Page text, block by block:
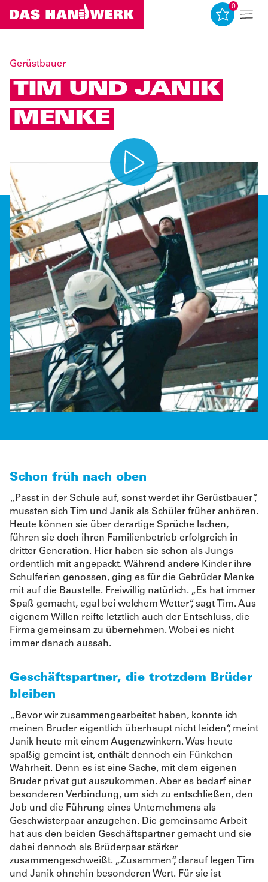
0
Gerüstbauer
TIM UND JANIK
MENKE
Schon früh nach oben
„Passt in der Schule auf, sonst werdet ihr Gerüstbauer“,
mussten sich Tim und Janik als Schüler früher anhören.
Heute können sie über derartige Sprüche lachen,
führen sie doch ihren Familienbetrieb erfolgreich in
dritter Generation. Hier haben sie schon als Jungs
ordentlich mit angepackt. Während andere Kinder ihre
Schulferien genossen, ging es für die Gebrüder Menke
mit auf die Baustelle. Freiwillig natürlich. „Es hat immer
Spaß gemacht, egal bei welchem Wetter“, sagt Tim. Aus
eigenem Willen reifte letztlich auch der Entschluss, die
Firma gemeinsam zu übernehmen. Wobei es nicht
immer danach aussah.
Geschäftspartner, die trotzdem Brüder
bleiben
„Bevor wir zusammengearbeitet haben, konnte ich
meinen Bruder eigentlich überhaupt nicht leiden“, meint
Janik heute mit einem Augenzwinkern. Was heute
spaßig gemeint ist, enthält dennoch ein Fünkchen
Wahrheit. Denn es ist eine Sache, mit dem eigenen
Bruder privat gut auszukommen. Aber es bedarf einer
besonderen Verbindung, um sich zu entschließen, den
Job und die Führung eines Unternehmens als
Geschwisterpaar anzugehen. Die gemeinsame Arbeit
hat aus den beiden Geschäftspartner gemacht und sie
dabei dennoch als Brüderpaar stärker
zusammengeschweißt. „Zusammen“, darauf legen Tim
und Janik ohnehin besonderen Wert. Für sie ist